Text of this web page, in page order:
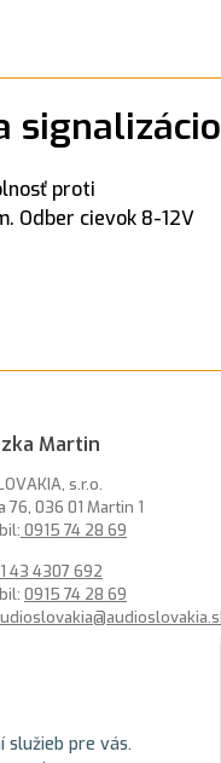
služieb pre vás.
proti
Odber cievok 8-12V
Martin
s.r.o.
76, 036 01 Martin 1
0915 74 28 69
43 4307 692
0915 74 28 69